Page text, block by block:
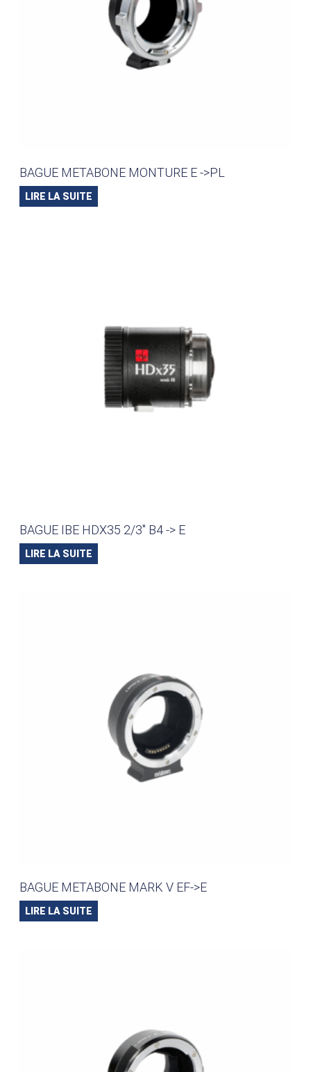
BAGUE METABONE MONTURE E ->PL
LIRE LA SUITE
BAGUE IBE HDX35 2/3″ B4 -> E
LIRE LA SUITE
BAGUE METABONE MARK V EF->E
LIRE LA SUITE